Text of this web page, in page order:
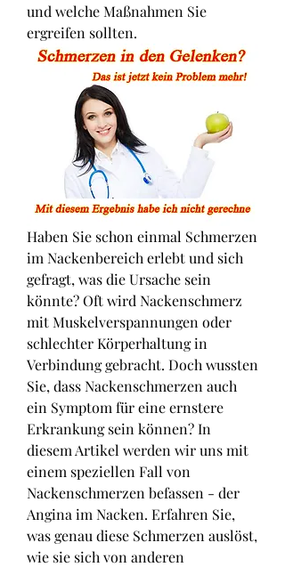
und welche Maßnahmen Sie
ergreifen sollten.
Haben Sie schon einmal Schmerzen
im Nackenbereich erlebt und sich
gefragt, was die Ursache sein
könnte? Oft wird Nackenschmerz
mit Muskelverspannungen oder
schlechter Körperhaltung in
Verbindung gebracht. Doch wussten
Sie, dass Nackenschmerzen auch
ein Symptom für eine ernstere
Erkrankung sein können? In
diesem Artikel werden wir uns mit
einem speziellen Fall von
Nackenschmerzen befassen - der
Angina im Nacken. Erfahren Sie,
was genau diese Schmerzen auslöst,
wie sie sich von anderen